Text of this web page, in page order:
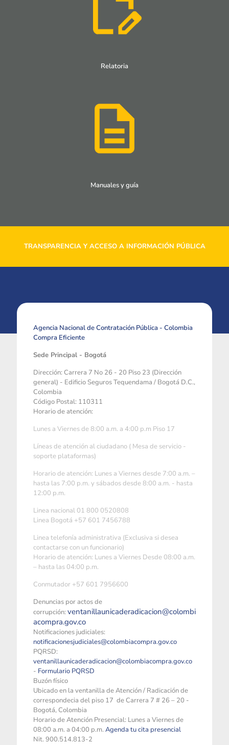
Relatoria
Manuales y guía
TRANSPARENCIA Y ACCESO A INFORMACIÓN PÚBLICA
Agencia Nacional de Contratación Pública - Colombia
Compra Eficiente
Sede Principal - Bogotá
Dirección: Carrera 7 No 26 - 20 Piso 23 (Dirección
general) - Edificio Seguros Tequendama / Bogotá D.C.,
Colombia
Código Postal: 110311
Horario de atención:
Lunes a Viernes de 8:00 a.m. a 4:00 p.m Piso 17
Líneas de atención al ciudadano ( Mesa de servicio -
soporte plataformas)
Horario de atención: Lunes a Viernes desde 7:00 a.m. –
hasta las 7:00 p.m. y sábados desde 8:00 a.m. - hasta
12:00 p.m.
Linea nacional 01 800 0520808
Linea Bogotá +57 601 7456788
Linea telefonía administrativa (Exclusiva si desea
contactarse con un funcionario)
Horario de atención: Lunes a Viernes Desde 08:00 a.m.
– hasta las 04:00 p.m.
Conmutador +57 601 7956600
Denuncias por actos de
corrupción: ventanillaunicaderadicacion@colombi
acompra.gov.co
Notificaciones judiciales:
notificacionesjudiciales@colombiacompra.gov.co
PQRSD:
ventanillaunicaderadicacion@colombiacompra.gov.co
- Formulario PQRSD
Buzón físico
Ubicado en la ventanilla de Atención / Radicación de
correspondecia del piso 17 de Carrera 7 # 26 – 20 -
Bogotá, Colombia
Horario de Atención Presencial: Lunes a Viernes de
08:00 a.m. a 04:00 p.m. Agenda tu cita presencial
Nit. 900.514.813-2